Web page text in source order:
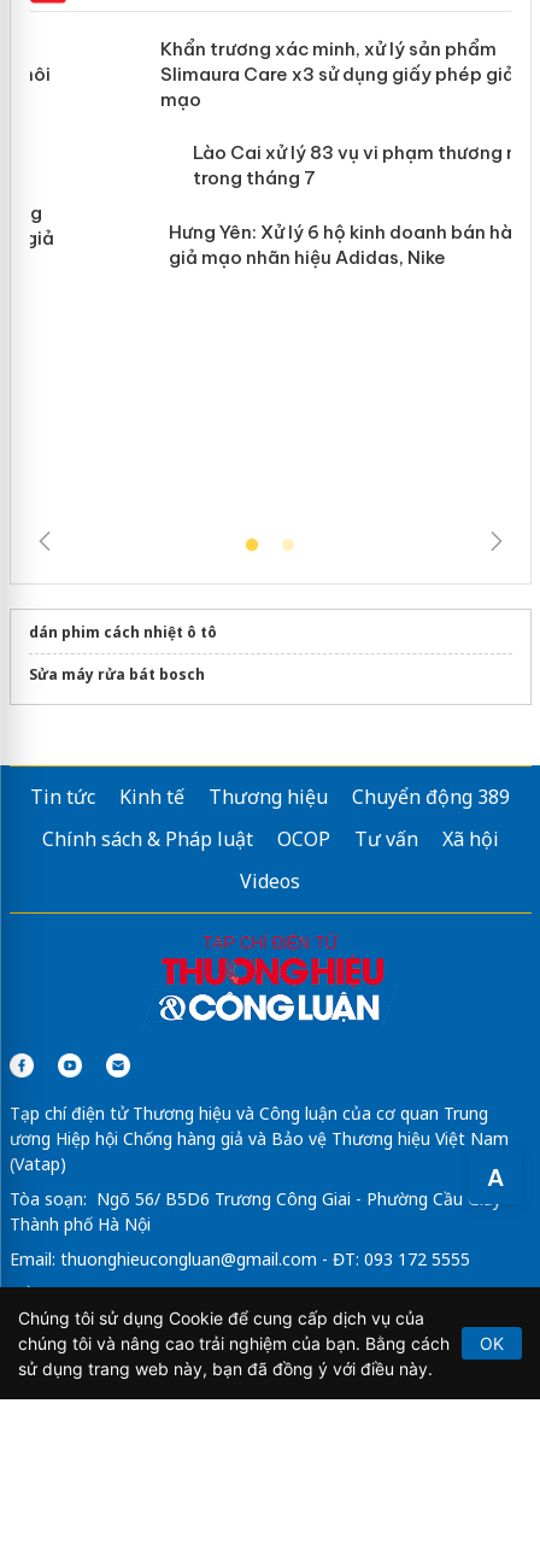
A
Khẩn trương xác minh, xử lý sản phẩm
Slimaura Care x3 sử dụng giấy phép
giả mạo
mại trong tháng 7
dán phim cách nhiệt ô tô
Sửa máy rửa bát bosch
Tin tức Kinh tế Thương hiệu
Chuyển động 389
Chính sách & Pháp luật
OCOP Tư vấn
Xã hội
Videos
Tạp chí điện tử Thương hiệu và Công luận của cơ quan Trung
ương Hiệp hội Chống hàng giả và Bảo vệ Thương hiệu Việt Nam
(Vatap)
Tòa soạn: Ngõ 56/ B5D6 Trương Công Giai - Phường Cầu Giấy -
Thành phố Hà Nội
Email: thuonghieucongluan@gmail.com - ĐT: 093 172 5555
Tổng Biên Tập: Vũ Đức Thuận
Giấy phép hoạt động báo chí điện tử số 64/GP-BTTTT do Bộ
Thông tin và Truyền thông cấp ngày 21/2/2020.
Chúng tôi sử dụng Cookie để cung cấp dịch vụ của
chúng tôi và nâng cao trải nghiệm của bạn. Bằng cách
sử dụng trang web này, bạn đã đồng ý với điều này.
OK